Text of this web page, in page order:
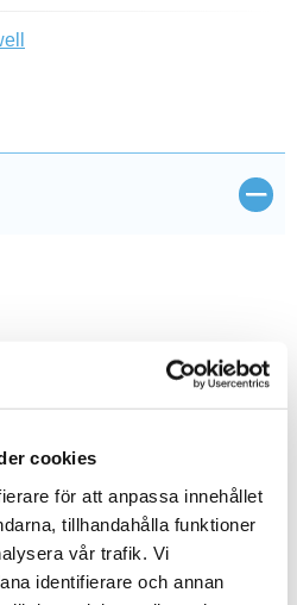
cookies
för att anpassa innehållet
tillhandahålla funktioner
vår trafik. Vi
identifierare och annan
Stäng
TW
ritning () 9420288-TW-1.pdf